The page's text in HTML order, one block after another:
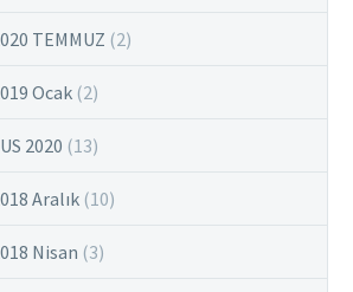
TEMMUZ (2)
Ocak (2)
2020 (13)
Aralık (10)
Nisan (3)